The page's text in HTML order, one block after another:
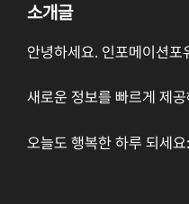
소개글
안녕하세요. 인포메이션포
새로운 정보를 빠르게 제
오늘도 행복한 하루 되세